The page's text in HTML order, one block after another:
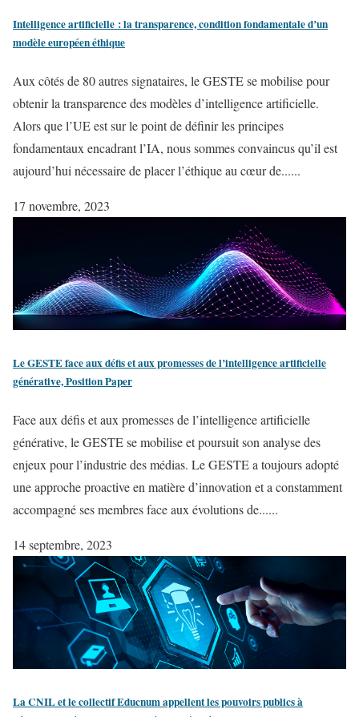
Intelligence artificielle : la transparence, condition fondamentale d’un
modèle européen éthique
Aux côtés de 80 autres signataires, le GESTE se mobilise pour
obtenir la transparence des modèles d’intelligence artificielle.
Alors que l’UE est sur le point de définir les principes
fondamentaux encadrant l’IA, nous sommes convaincus qu’il est
aujourd’hui nécessaire de placer l’éthique au cœur de......
17 novembre, 2023
Le GESTE face aux défis et aux promesses de l’intelligence artificielle
générative, Position Paper
Face aux défis et aux promesses de l’intelligence artificielle
générative, le GESTE se mobilise et poursuit son analyse des
enjeux pour l’industrie des médias. Le GESTE a toujours adopté
une approche proactive en matière d’innovation et a constamment
accompagné ses membres face aux évolutions de......
14 septembre, 2023
La CNIL et le collectif Educnum appellent les pouvoirs publics à